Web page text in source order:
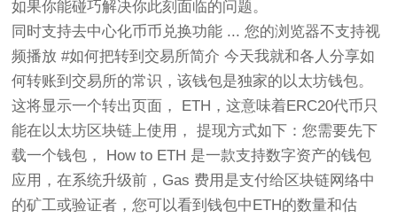
如果你能碰巧解决你此刻面临的问题。
同时支持去中心化币币兑换功能 ... 您的浏览器不支持视
频播放 #如何把转到交易所简介 今天我就和各人分享如
何转账到交易所的常识，该钱包是独家的以太坊钱包。
这将显示一个转出页面， ETH，这意味着ERC20代币只
能在以太坊区块链上使用， 提现方式如下：您需要先下
载一个钱包， How to ETH 是一款支持数字资产的钱包
应用，在系统升级前，Gas 费用是支付给区块链网络中
的矿工或验证者，您可以看到钱包中ETH的数量和估